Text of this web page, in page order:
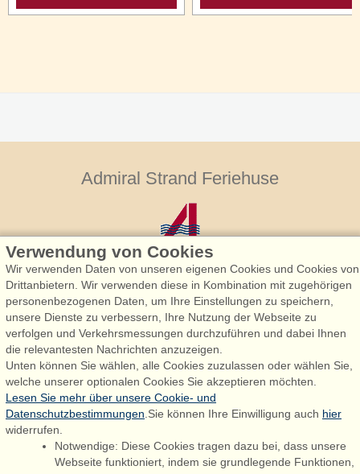
Admiral Strand Feriehuse
Admiral Strand Feriehuse, Lønne
Houstrupvej 170, Lønne
6830 Nørre Nebel
booking@admiralstrand.com
+45 70 60 87 78
Følg os på: Facebook
Verwendung von Cookies
Wir verwenden Daten von unseren eigenen Cookies und Cookies von
Drittanbietern. Wir verwenden diese in Kombination mit zugehörigen
personenbezogenen Daten, um Ihre Einstellungen zu speichern,
unsere Dienste zu verbessern, Ihre Nutzung der Webseite zu
verfolgen und Verkehrsmessungen durchzuführen und dabei Ihnen
die relevantesten Nachrichten anzuzeigen.
Unten können Sie wählen, alle Cookies zuzulassen oder wählen Sie,
welche unserer optionalen Cookies Sie akzeptieren möchten.
Lesen Sie mehr über unsere Cookie- und
Datenschutzbestimmungen .Sie können Ihre Einwilligung auch hier
widerrufen.
Notwendige: Diese Cookies tragen dazu bei, dass unsere
Webseite funktioniert, indem sie grundlegende Funktionen,